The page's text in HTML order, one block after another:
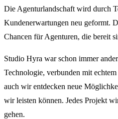
Die Agenturlandschaft wird durch
Kundenerwartungen neu geformt.
Chancen für Agenturen, die bereit
Studio Hyra war schon immer
Technologie, verbunden mit
auch wir entdecken neue
wir leisten können. Jedes Projekt
gehen.